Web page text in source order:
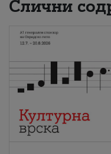
Слични